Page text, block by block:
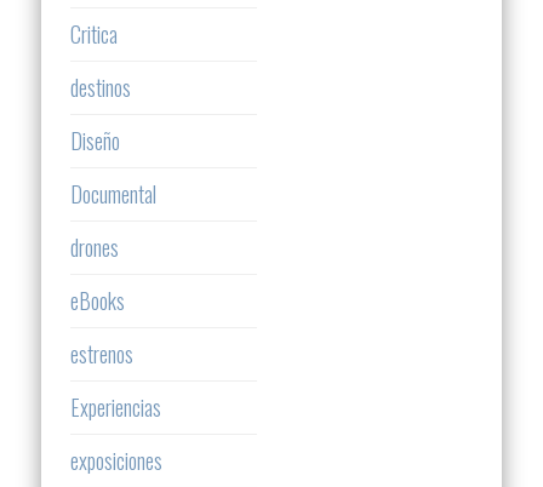
Critica
destinos
Diseño
Documental
drones
eBooks
estrenos
Experiencias
exposiciones